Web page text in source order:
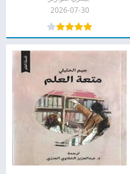
2026-07-30